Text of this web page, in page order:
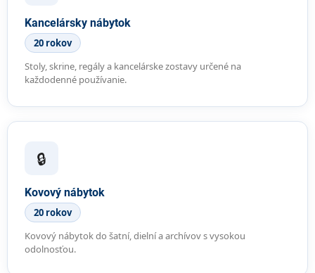
Kancelársky nábytok
20 rokov
Stoly, skrine, regály a kancelárske zostavy určené na
každodenné používanie.
🔒
Kovový nábytok
20 rokov
Kovový nábytok do šatní, dielní a archívov s vysokou
odolnosťou.